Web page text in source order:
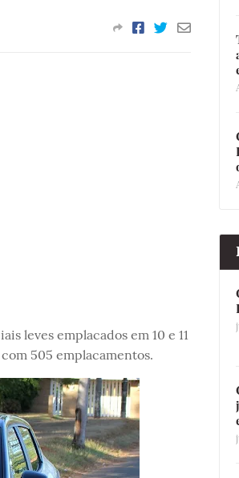
leves emplacados em 10 e 11
505 emplacamentos.